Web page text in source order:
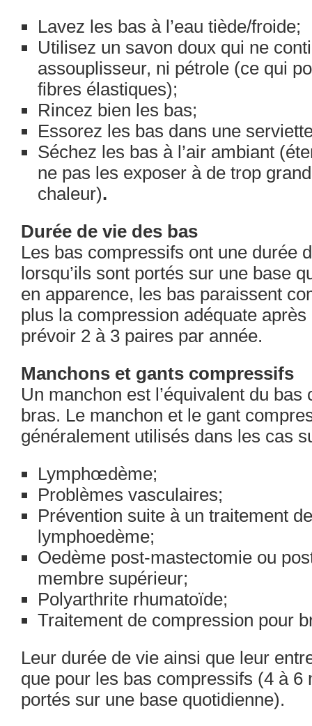
Lavez les bas à l’eau tiède/froide;
Utilisez un savon doux qui ne
assouplisseur, ni pétrole (ce qui
fibres élastiques);
Rincez bien les bas;
Essorez les bas dans une
Séchez les bas à l’air ambiant
ne pas les exposer à de trop
chaleur).
Durée de vie des bas
Les bas compressifs ont une durée
lorsqu’ils sont portés sur une base
en apparence, les bas paraissent
plus la compression adéquate
prévoir 2 à 3 paires par année.
Manchons et gants compressifs
Un manchon est l’équivalent du
bras. Le manchon et le gant
généralement utilisés dans les cas
Lymphœdème;
Problèmes vasculaires;
Prévention suite à un traitement
lymphoedème;
Oedème post-mastectomie ou
membre supérieur;
Polyarthrite rhumatoïde;
Traitement de compression pour
Leur durée de vie ainsi que leur
que pour les bas compressifs (4 à 6
portés sur une base quotidienne).